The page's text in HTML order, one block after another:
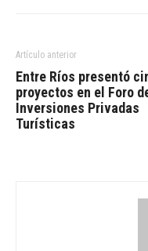
Artículo anterior
Entre Ríos presentó
proyectos en el Foro
Inversiones Privadas
Turísticas